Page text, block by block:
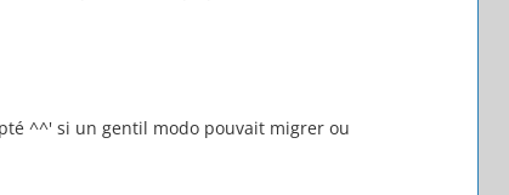
^^' si un gentil modo pouvait migrer ou